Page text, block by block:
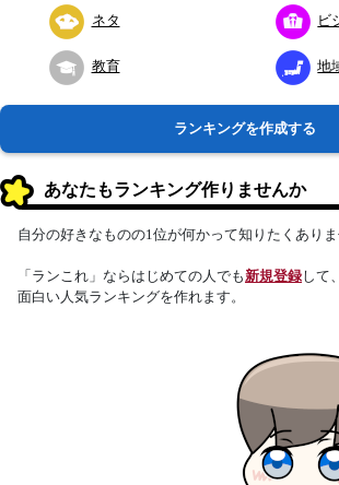
ネタ ビ
教育 地
ランキングを作成する
あなたもランキング作りませんか
自分の好きなものの1位が何かって知りたくありま
「ランこれ」ならはじめての人でも新規登録して
面白い人気ランキングを作れます。